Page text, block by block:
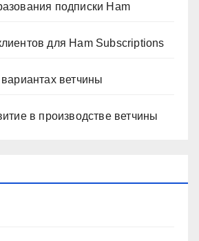
подписки Ham
для Ham Subscriptions
ветчины
в производстве ветчины